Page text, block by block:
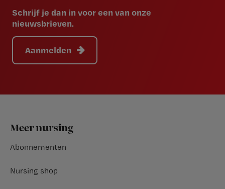
Schrijf je dan in voor een van onze
nieuwsbrieven.
Aanmelden
Footer
Meer nursing
Abonnementen
Nursing shop